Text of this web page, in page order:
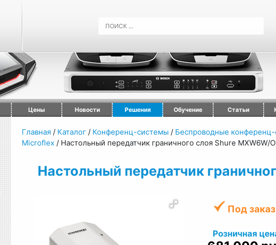
Цены Новости Решения Обучение Статьи
Главная / Каталог / Конференц-системы / Беспроводные
Microflex / Настольный передатчик граничного слоя Shure MXW6W/O
Настольный передатчик
Под заказ
Розничная